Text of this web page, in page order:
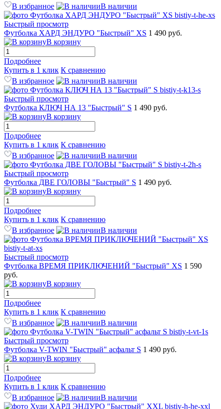
В избранное
В наличии
Быстрый просмотр
Футболка ХАРД ЭНДУРО "Быстрый" XS 1 490 руб.
В корзину
Подробнее
Купить в 1 клик К сравнению
В избранное
В наличии
Быстрый просмотр
Футболка КЛЮЧ НА 13 "Быстрый" S 1 490 руб.
В корзину
Подробнее
Купить в 1 клик К сравнению
В избранное
В наличии
Быстрый просмотр
Футболка ДВЕ ГОЛОВЫ "Быстрый" S 1 490 руб.
В корзину
Подробнее
Купить в 1 клик К сравнению
В избранное
В наличии
Быстрый просмотр
Футболка ВРЕМЯ ПРИКЛЮЧЕНИЙ "Быстрый" XS 1 590
руб.
В корзину
Подробнее
Купить в 1 клик К сравнению
В избранное
В наличии
Быстрый просмотр
Футболка V-TWIN "Быстрый" асфальт S 1 490 руб.
В корзину
Подробнее
Купить в 1 клик К сравнению
В избранное
В наличии